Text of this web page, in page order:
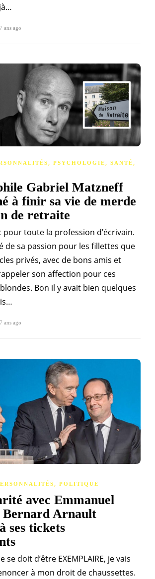
7 ans ago
, PSYCHOLOGIE, SANTÉ,
Gabriel Matzneff
à finir sa vie de merde
de retraite
pour toute la profession d’écrivain.
de sa passion pour les fillettes que
privés, avec de bons amis et
son affection pour ces
Bon il y avait bien quelques
7 ans ago
, POLITIQUE
avec Emmanuel
Arnault
ses tickets
se doit d’être EXEMPLAIRE, je vais
à mon droit de chaussettes.